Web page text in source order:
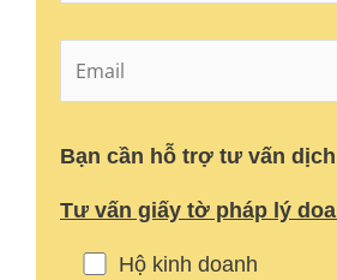
Bạn cần hỗ trợ tư vấn
Tư vấn giấy tờ pháp lý
Hộ kinh doanh